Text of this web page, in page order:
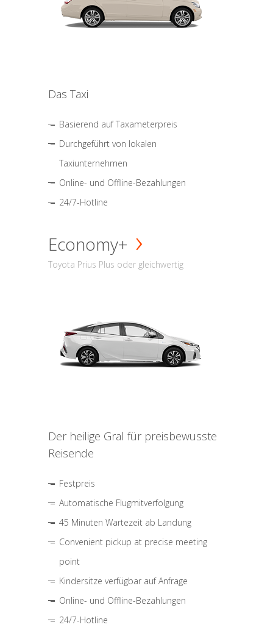
Das Taxi
Basierend auf Taxameterpreis
Durchgeführt von lokalen
Taxiunternehmen
Online- und Offline-Bezahlungen
24/7-Hotline
Economy+
Toyota Prius Plus oder gleichwertig
Der heilige Gral für preisbewusste
Reisende
Festpreis
Automatische Flugmitverfolgung
45 Minuten Wartezeit ab Landung
Convenient pickup at precise meeting
point
Kindersitze verfügbar auf Anfrage
Online- und Offline-Bezahlungen
24/7-Hotline